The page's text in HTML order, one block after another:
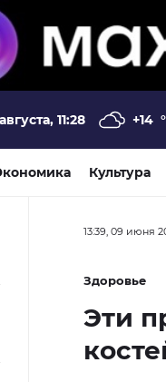
11:28 +14
Культура
13:39, 09 июня
Здоровье
Эти